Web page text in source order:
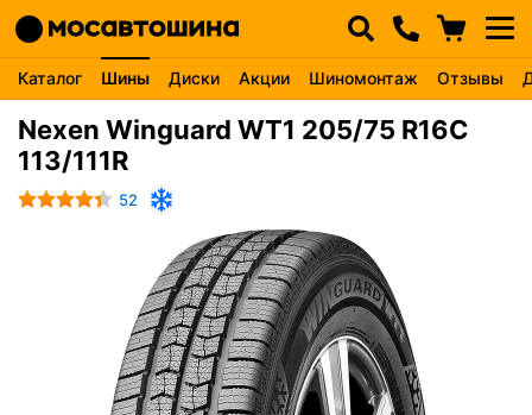
Каталог Шины Диски Акции Шиномонтаж Отзывы
Nexen Winguard WT1 205/75 R16C
113/111R
52